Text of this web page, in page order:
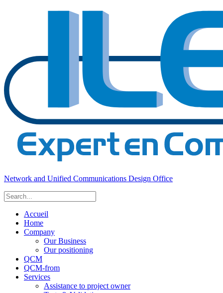
Network and Unified Communications Design Office
Accueil
Home
Company
Our Business
Our positioning
QCM
QCM-from
Services
Assistance to project owner